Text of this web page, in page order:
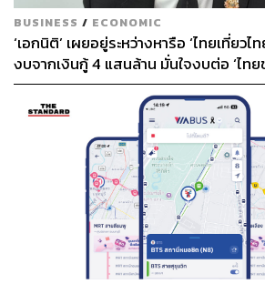
BUSINESS / ECONOMIC
‘เอกนิติ’ เผยอยู่ระหว่างหารือ ‘ไทยเที่ยว
งบจากเงินกู้ 4 แสนล้าน มั่นใจงบต่อ ‘ไท
เฟส 2 มีเพียงพอ